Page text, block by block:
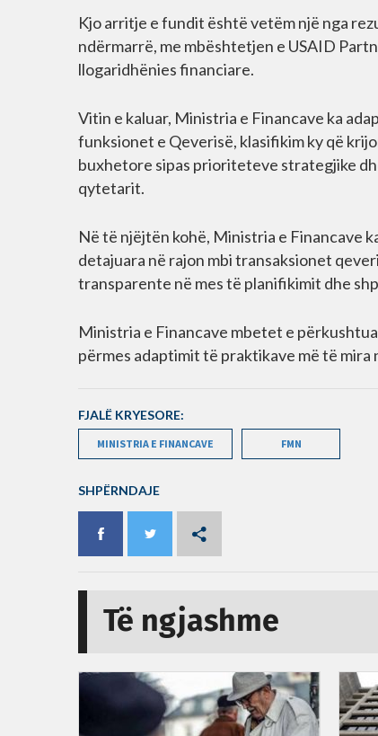
Kjo arritje e fundit është vetëm një nga
ndërmarrë, me mbështetjen e USAID
llogaridhënies financiare.
Vitin e kaluar, Ministria e Financave ka
funksionet e Qeverisë, klasifikim ky që
buxhetore sipas prioriteteve strategjike
qytetarit.
Në të njëjtën kohë, Ministria e Financave
detajuara në rajon mbi transaksionet
transparente në mes të planifikimit dhe
Ministria e Financave mbetet e
përmes adaptimit të praktikave më të mira
FJALË KRYESORE:
MINISTRIA E FINANCAVE FMN
SHPËRNDAJE
Të ngjashme